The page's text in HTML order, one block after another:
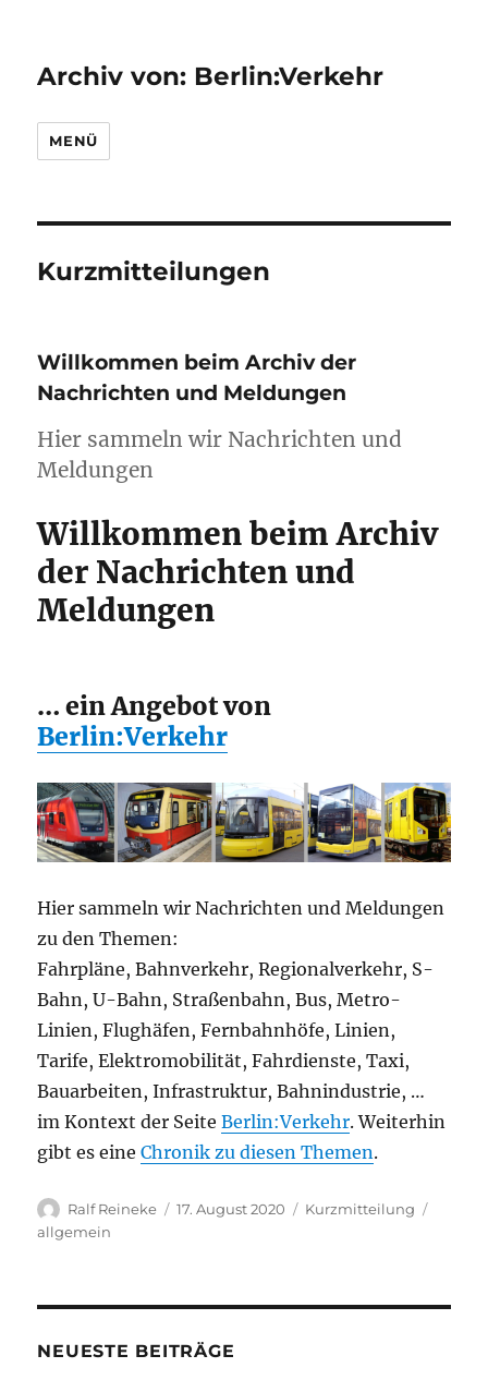
Archiv von: Berlin:Verkehr
MENÜ
Kurzmitteilungen
Willkommen beim Archiv der
Nachrichten und Meldungen
Hier sammeln wir Nachrichten und
Meldungen
Willkommen beim Archiv
der Nachrichten und
Meldungen
… ein Angebot von
Berlin:Verkehr
Hier sammeln wir Nachrichten und Meldungen
zu den Themen:
Fahrpläne, Bahnverkehr, Regionalverkehr, S-
Bahn, U-Bahn, Straßenbahn, Bus, Metro-
Linien, Flughäfen, Fernbahnhöfe, Linien,
Tarife, Elektromobilität, Fahrdienste, Taxi,
Bauarbeiten, Infrastruktur, Bahnindustrie, …
im Kontext der SeiteBerlin:Verkehr. Weiterhin
gibt es eineChronik zu diesen Themen.
Autor
Ralf Reineke
Veröffentlicht
17. August 2020 Format
Kurzmitteilung
allgemein
NEUESTE BEITRÄGE